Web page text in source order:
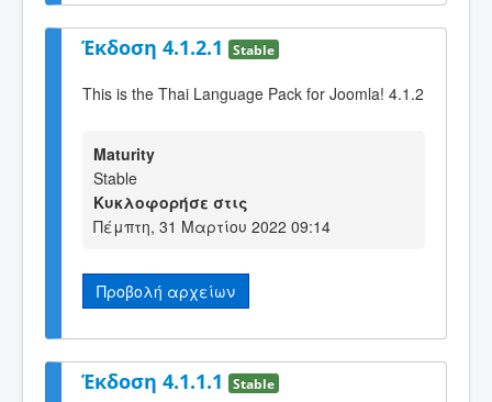
Έκδοση 4.1.2.1 Stable
This is the Thai Language Pack for Joomla! 4.1.2
Maturity
Stable
Κυκλοφορήσε στις
Πέμπτη, 31 Μαρτίου 2022 09:14
Προβολή αρχείων
Έκδοση 4.1.1.1 Stable